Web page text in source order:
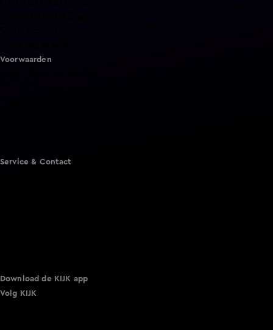
Voorwaarden
Service & Contact
Download de KIJK app
Volg KIJK